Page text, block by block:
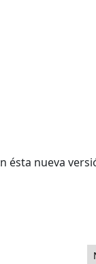
ésta nueva